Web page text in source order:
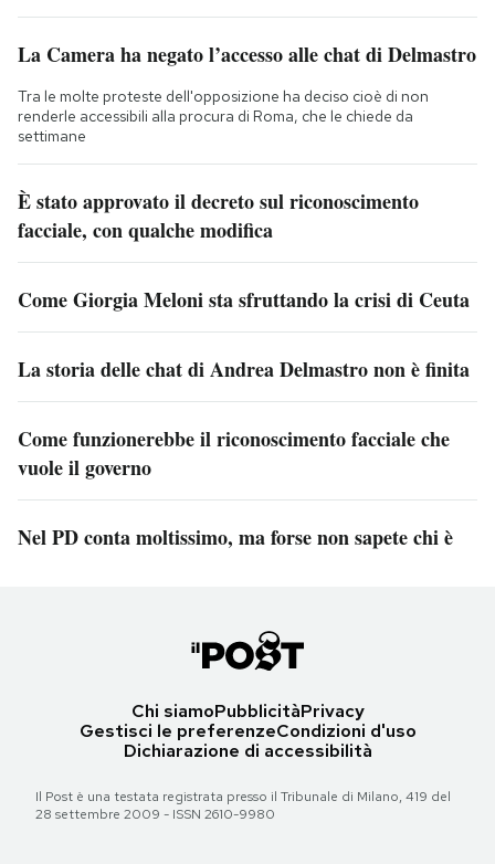
La Camera ha negato l’accesso alle chat di Delmastro
Tra le molte proteste dell'opposizione ha deciso cioè di non
renderle accessibili alla procura di Roma, che le chiede da
settimane
È stato approvato il decreto sul riconoscimento
facciale, con qualche modifica
Come Giorgia Meloni sta sfruttando la crisi di Ceuta
La storia delle chat di Andrea Delmastro non è finita
Come funzionerebbe il riconoscimento facciale che
vuole il governo
Nel PD conta moltissimo, ma forse non sapete chi è
Chi siamoPubblicitàPrivacy
Gestisci le preferenzeCondizioni d'uso
Dichiarazione di accessibilità
Il Post è una testata registrata presso il Tribunale di Milano, 419 del
28 settembre 2009 - ISSN 2610-9980